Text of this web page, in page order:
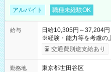
アルバイト 職種未経験OK
給与
日給10,305円～37,204円
※経験・能力等を考慮の上、
間】試用期間なし
交通費別途支給あり
勤務地
東京都世田谷区